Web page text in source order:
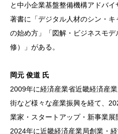
と中小企業基盤整備機構アドバイ
著書に「デジタル人材のシン・
の始め方」「図解・ビジネスモ
修）」がある。
岡元 俊道 氏
2009年に経済産業省近畿経済産
街など様々な産業振興を経て、
業家・スタートアップ・新事業展
2024年に近畿経済産業局創業・